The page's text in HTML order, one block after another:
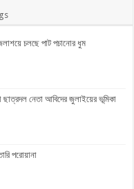
চলছে পাট পচানোর ধুম
ছাত্রদল নেতা আবিদের জুলাইয়ের ভূমিকা
পরোয়ানা